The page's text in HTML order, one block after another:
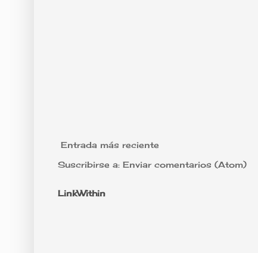
Entrada más reciente
Suscribirse a: Enviar comentarios (Atom)
LinkWithin